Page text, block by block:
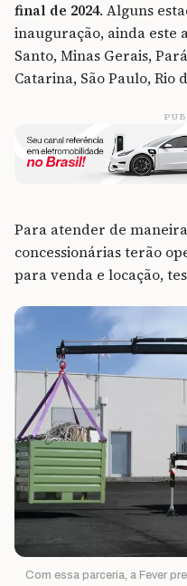
final de 2024. Alguns
inauguração, ainda este
Santo, Minas Gerais,
Catarina, São Paulo, Rio
Para atender de
concessionárias terão
para venda e locação,
Com essa parceria, a Fever